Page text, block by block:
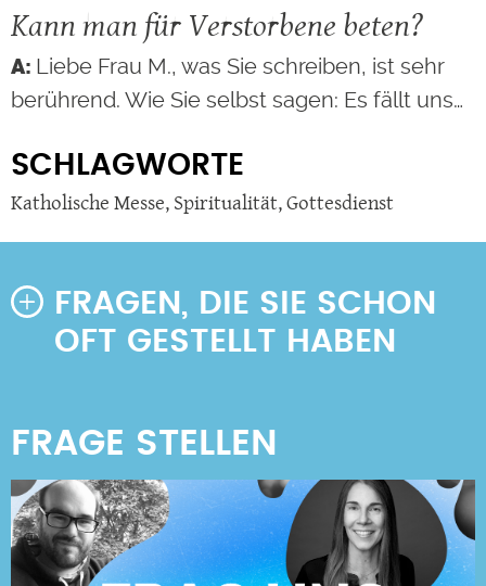
Kann man für Verstorbene beten?
Liebe Frau M., was Sie schreiben, ist sehr
berührend. Wie Sie selbst sagen: Es fällt uns…
SCHLAGWORTE
Katholische Messe,Spiritualität,Gottesdienst
FRAGEN, DIE SIE SCHON
OFT GESTELLT HABEN